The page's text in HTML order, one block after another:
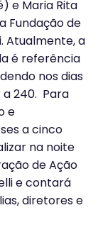
e Maria Rita
Fundação de
Atualmente, a
é referência
nos dias
a 240. Para
e
a cinco
na noite
de Ação
e contará
diretores e